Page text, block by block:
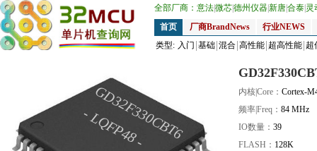
全部厂商： 意法微芯德州仪器新唐合泰 灵
首页
厂商BrandNews
行业NEWS
类型: 入门 基础 混合 高性能 超高性能 超
GD32F330CBT6
- LQFP48 -
内核|Core： Cortex-
频率|Freq： 84 MHz
IO数量： 39
FLASH： 128K